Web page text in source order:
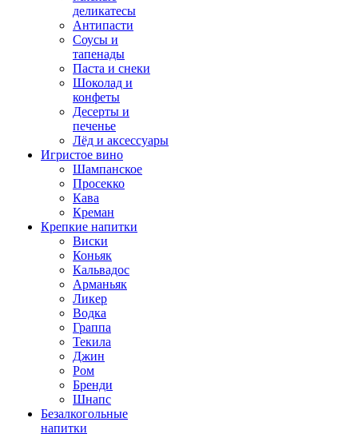
деликатесы
Антипасти
Соусы и
тапенады
Паста и снеки
Шоколад и
конфеты
Десерты и
печенье
Лёд и аксессуары
Игристое вино
Шампанское
Просекко
Кава
Креман
Крепкие напитки
Виски
Коньяк
Кальвадос
Арманьяк
Ликер
Водка
Граппа
Текила
Джин
Ром
Бренди
Шнапс
Безалкогольные
напитки